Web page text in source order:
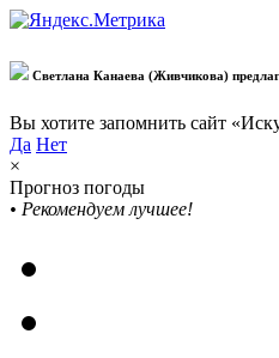
Светлана Канаева (Живчикова)
Вы хотите запомнить сайт
Да Нет
×
Прогноз погоды
• Рекомендуем лучшее!